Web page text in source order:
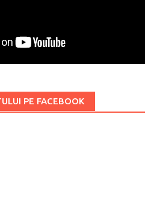
PE FACEBOOK